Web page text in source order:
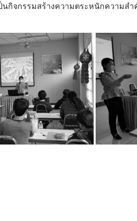
นกิจกรรมสร้างความตระหนักควา